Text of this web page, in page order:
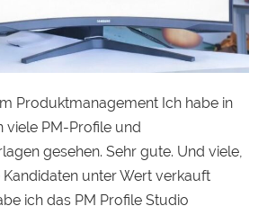
Produktmanagement Ich habe in
viele PM-Profile und
gesehen. Sehr gute. Und viele,
Kandidaten unter Wert verkauft
ich das PM Profile Studio